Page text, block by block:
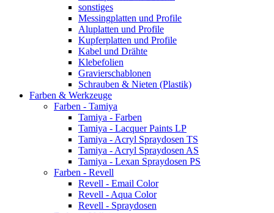
sonstiges
Messingplatten und Profile
Aluplatten und Profile
Kupferplatten und Profile
Kabel und Drähte
Klebefolien
Gravierschablonen
Schrauben & Nieten (Plastik)
Farben & Werkzeuge
Farben - Tamiya
Tamiya - Farben
Tamiya - Lacquer Paints LP
Tamiya - Acryl Spraydosen TS
Tamiya - Acryl Spraydosen AS
Tamiya - Lexan Spraydosen PS
Farben - Revell
Revell - Email Color
Revell - Aqua Color
Revell - Spraydosen